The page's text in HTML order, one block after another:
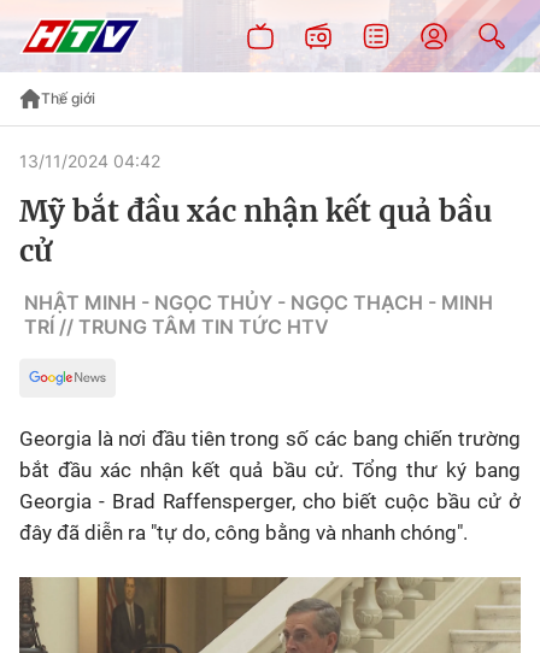
Thế giới
13/11/2024 04:42
Mỹ bắt đầu xác nhận kết quả bầu
cử
NHẬT MINH - NGỌC THỦY - NGỌC THẠCH - MINH
TRÍ // TRUNG TÂM TIN TỨC HTV
Georgia là nơi đầu tiên trong số các bang chiến trường
bắt đầu xác nhận kết quả bầu cử. Tổng thư ký bang
Georgia - Brad Raffensperger, cho biết cuộc bầu cử ở
đây đã diễn ra "tự do, công bằng và nhanh chóng".